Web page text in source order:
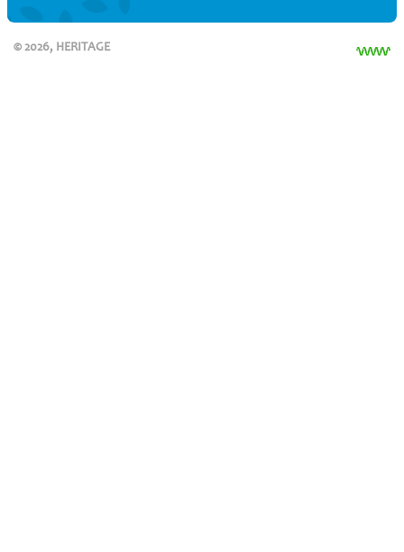
© 2026, HERITAGE